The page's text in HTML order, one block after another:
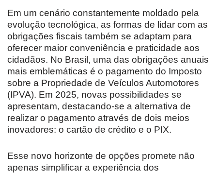
Em um cenário constantemente moldado pela
evolução tecnológica, as formas de lidar com as
obrigações fiscais também se adaptam para
oferecer maior conveniência e praticidade aos
cidadãos. No Brasil, uma das obrigações anuais
mais emblemáticas é o pagamento do Imposto
sobre a Propriedade de Veículos Automotores
(IPVA). Em 2025, novas possibilidades se
apresentam, destacando-se a alternativa de
realizar o pagamento através de dois meios
inovadores: o cartão de crédito e o PIX.
Esse novo horizonte de opções promete não
apenas simplificar a experiência dos